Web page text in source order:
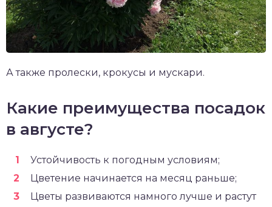
А также пролески, крокусы и мускари.
Какие преимущества посадок
в августе?
Устойчивость к погодным условиям;
Цветение начинается на месяц раньше;
Цветы развиваются намного лучше и растут